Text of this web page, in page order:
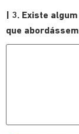
| 3. Existe
que